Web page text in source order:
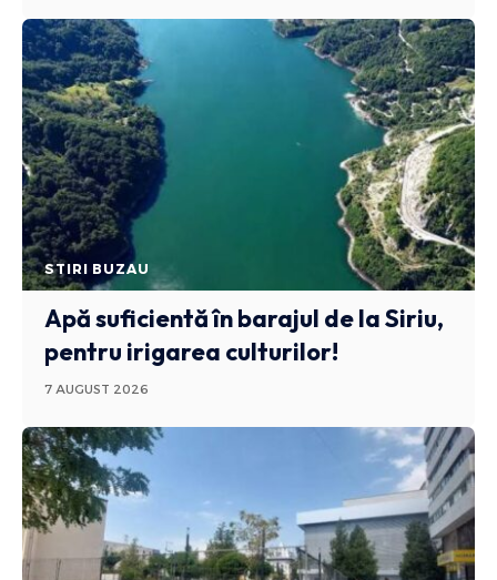
STIRI BUZAU
Apă suficientă în barajul de la Siriu,
pentru irigarea culturilor!
7 AUGUST 2026